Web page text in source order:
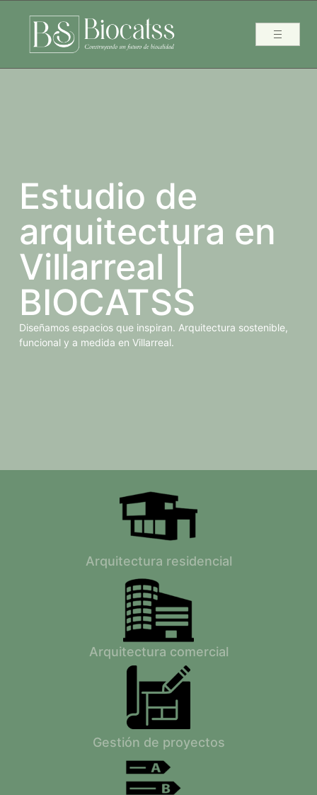
Estudio de
arquitectura en
Villarreal |
BIOCATSS
Diseñamos espacios que inspiran. Arquitectura sostenible,
funcional y a medida en Villarreal.
Arquitectura residencial
Arquitectura comercial
Gestión de proyectos